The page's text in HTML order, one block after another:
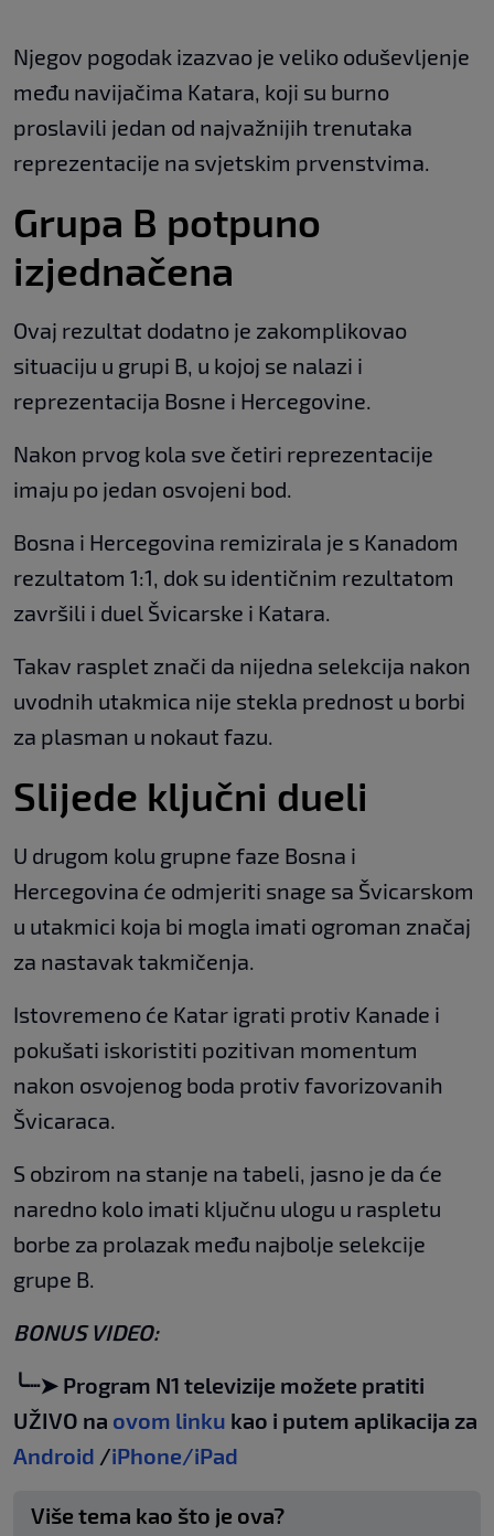
Njegov pogodak izazvao je veliko oduševljenje
među navijačima Katara, koji su burno
proslavili jedan od najvažnijih trenutaka
reprezentacije na svjetskim prvenstvima.
Grupa B potpuno
izjednačena
Ovaj rezultat dodatno je zakomplikovao
situaciju u grupi B, u kojoj se nalazi i
reprezentacija Bosne i Hercegovine.
Nakon prvog kola sve četiri reprezentacije
imaju po jedan osvojeni bod.
Bosna i Hercegovina remizirala je s Kanadom
rezultatom 1:1, dok su identičnim rezultatom
završili i duel Švicarske i Katara.
Takav rasplet znači da nijedna selekcija nakon
uvodnih utakmica nije stekla prednost u borbi
za plasman u nokaut fazu.
Slijede ključni dueli
U drugom kolu grupne faze Bosna i
Hercegovina će odmjeriti snage sa Švicarskom
u utakmici koja bi mogla imati ogroman značaj
za nastavak takmičenja.
Istovremeno će Katar igrati protiv Kanade i
pokušati iskoristiti pozitivan momentum
nakon osvojenog boda protiv favorizovanih
Švicaraca.
S obzirom na stanje na tabeli, jasno je da će
naredno kolo imati ključnu ulogu u raspletu
borbe za prolazak među najbolje selekcije
grupe B.
BONUS VIDEO:
╰┈➤ Program N1 televizije možete pratiti
UŽIVO na ovom linku kao i putem aplikacija za
Android /iPhone/iPad
Više tema kao što je ova?